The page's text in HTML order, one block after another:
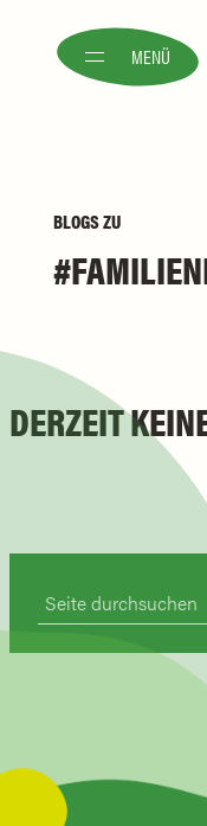
MENÜ
BLOGSZU
DERZEIT